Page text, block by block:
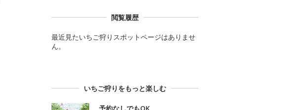
閲覧履歴
最近見たいちご狩りスポットページはありませ
ん。
いちご狩りをもっと楽しむ